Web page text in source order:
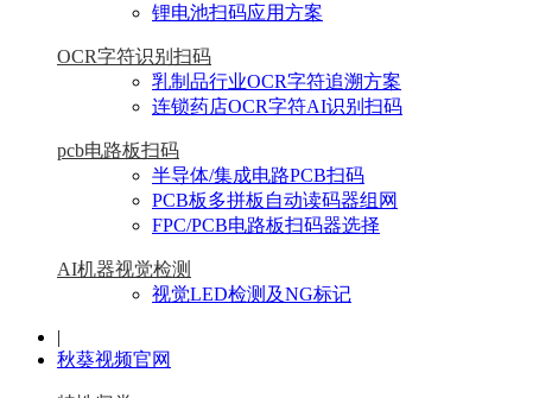
锂电池扫码应用方案
OCR字符识别扫码
乳制品行业OCR字符追溯方案
连锁药店OCR字符AI识别扫码
pcb电路板扫码
半导体/集成电路PCB扫码
PCB板多拼板自动读码器组网
FPC/PCB电路板扫码器选择
AI机器视觉检测
视觉LED检测及NG标记
|
秋葵视频官网